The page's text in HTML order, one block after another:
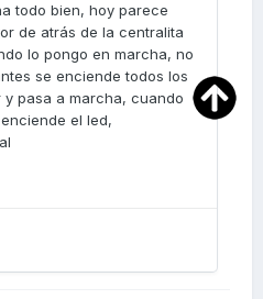
todo bien, hoy parece
de atrás de la centralita
lo pongo en marcha, no
se enciende todos los
pasa a marcha, cuando
el led,